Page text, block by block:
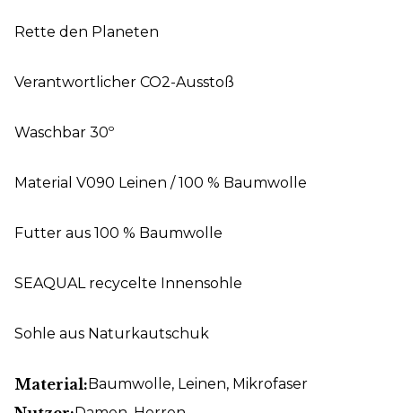
Rette den Planeten
Verantwortlicher CO2-Ausstoß
Waschbar 30º
Material V090 Leinen / 100 % Baumwolle
Futter aus 100 % Baumwolle
SEAQUAL recycelte Innensohle
Sohle aus Naturkautschuk
Material:Baumwolle, Leinen, Mikrofaser